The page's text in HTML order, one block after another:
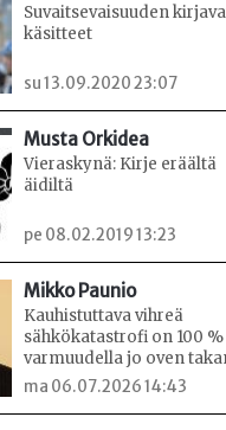
Suvaitsevaisuuden
käsitteet
su 13.09.2020 23:07
Musta Orkidea
Vieraskynä: Kirje eräältä
äidiltä
pe 08.02.2019 13:23
Mikko Paunio
Kauhistuttava vihreä
sähkökatastrofi on 100 %
varmuudella jo oven
ma 06.07.2026 14:43